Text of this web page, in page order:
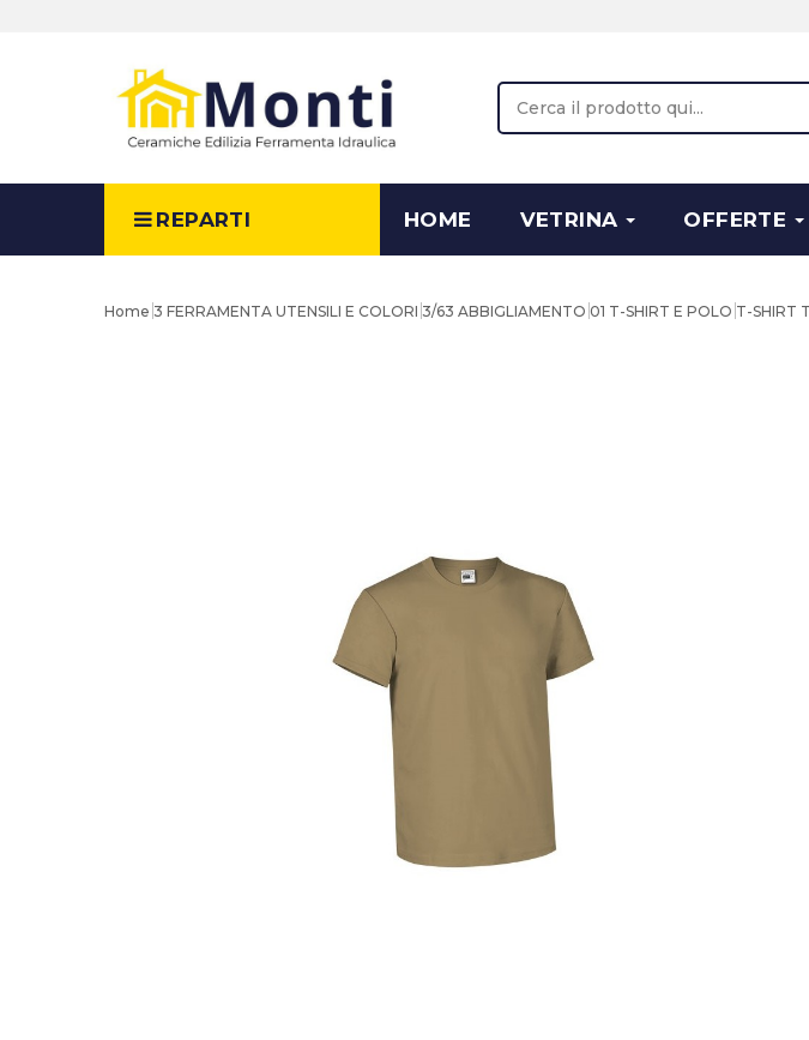
REPARTI HOME VETRINA OFFERTE
Home 3 FERRAMENTA UTENSILI E COLORI 3/63 ABBIGLIAMENTO 01 T-SHIRT E POLO T-SHIRT